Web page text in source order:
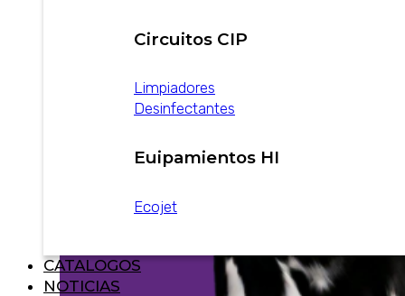
Circuitos CIP
Limpiadores
Desinfectantes
Euipamientos HI
Ecojet
CATALOGOS
NOTICIAS